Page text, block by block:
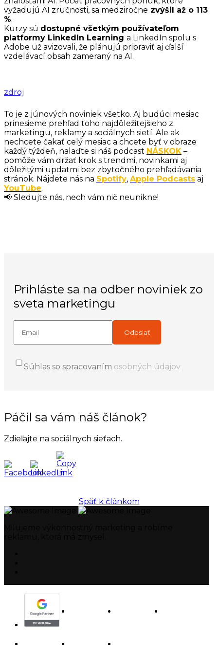
vyžadujú AI zručnosti, sa medziročne zvýšil až o 113
%.
Kurzy sú dostupné všetkým používateľom
platformy LinkedIn Learning a LinkedIn spolu s
Adobe už avizovali, že plánujú pripraviť aj ďalší
vzdelávací obsah zameraný na AI.
zdroj
To je z júnových noviniek všetko. Aj budúci mesiac
prinesieme prehľad toho najdôležitejšieho z
marketingu, reklamy a sociálnych sietí. Ale ak
nechcete čakať celý mesiac a chcete byť v obraze
každý týždeň, nalaďte si náš podcast NÁSKOK –
pomôže vám držať krok s trendmi, novinkami aj
dôležitými updatmi bez zbytočného prehľadávania
stránok. Nájdete nás na Spotify, Apple Podcasts aj
YouTube.
📢 Sledujte nás, nech vám nič neunikne!
Prihláste sa na odber noviniek zo
sveta marketingu
Súhlas so spracovaním osobných údajov
Páčil sa vám náš článok?
Zdieľajte na sociálnych sieťach.
Späť k článkom